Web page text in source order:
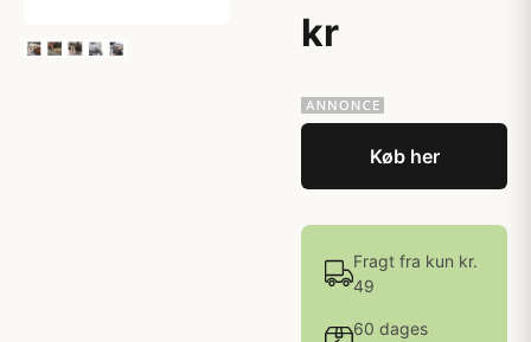
kr
Køb her
Fragt fra kun kr.
49
60 dages